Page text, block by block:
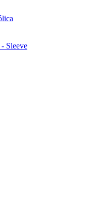
Sleeve